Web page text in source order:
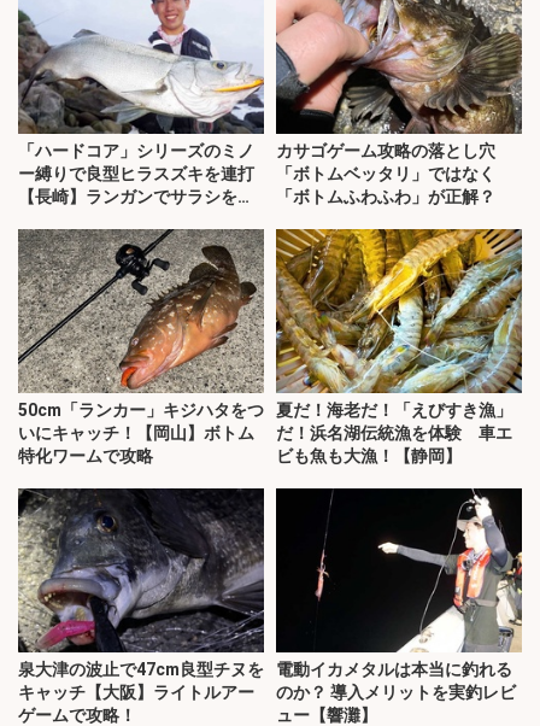
「ハードコア」シリーズのミノ
ー縛りで良型ヒラスズキを連打
【長崎】ランガンでサラシを攻
カサゴゲーム攻略の落とし穴
「ボトムベッタリ」ではなく
「ボトムふわふわ」が正解？
50cm「ランカー」キジハタをつ
いにキャッチ！【岡山】ボトム
特化ワームで攻略
夏だ！海老だ！「えびすき漁」
だ！浜名湖伝統漁を体験 車エ
ビも魚も大漁！【静岡】
泉大津の波止で47cm良型チヌを
キャッチ【大阪】ライトルアー
ゲームで攻略！
電動イカメタルは本当に釣れる
のか？ 導入メリットを実釣レビ
ュー【響灘】